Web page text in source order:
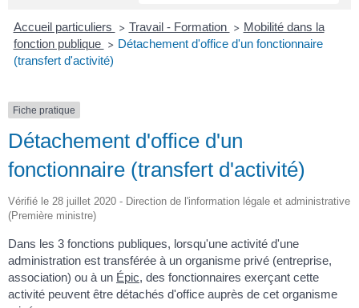
Accueil particuliers > Travail - Formation > Mobilité dans la
fonction publique > Détachement d'office d'un fonctionnaire
(transfert d'activité)
Fiche pratique
Détachement d'office d'un
fonctionnaire (transfert d'activité)
Vérifié le 28 juillet 2020 - Direction de l'information légale et administrative
(Première ministre)
Dans les 3 fonctions publiques, lorsqu'une activité d'une
administration est transférée à un organisme privé (entreprise,
association) ou à un Épic, des fonctionnaires exerçant cette
activité peuvent être détachés d'office auprès de cet organisme